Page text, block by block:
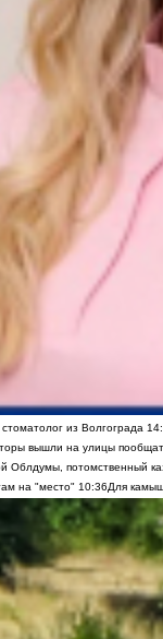
из Волгограда
вышли на улицы
Облдумы, потомственный
на "место" 10:36Для